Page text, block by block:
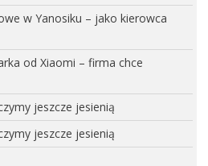
w Yanosiku – jako kierowca
od Xiaomi – firma chce
jeszcze jesienią
jeszcze jesienią